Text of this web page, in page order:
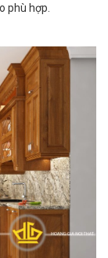
phù hợp.